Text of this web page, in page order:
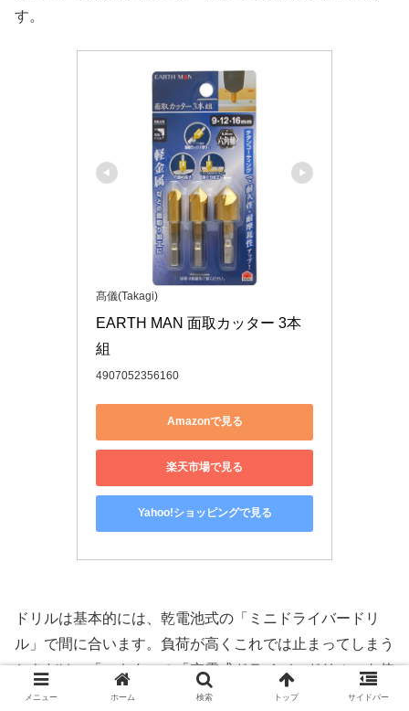
す。
髙儀(Takagi)
EARTH MAN 面取カッター 3本
組
4907052356160
Amazonで見る
楽天市場で見る
Yahoo!ショッピングで見る
ドリルは基本的には、乾電池式の「ミニドライバードリ
ル」で間に合います。負荷が高くこれでは止まってしまう
ときだけ、「マキタ」の「充電式ドライバードリル」を使
います。
メニュー ホーム 検索 トップ サイドバー